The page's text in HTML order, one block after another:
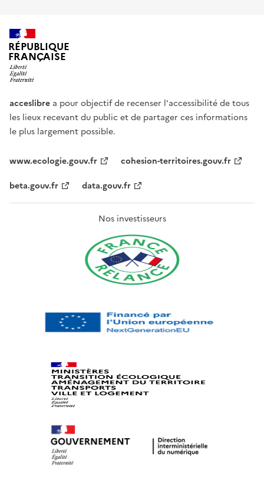
RÉPUBLIQUE
FRANÇAISE
acceslibre a pour objectif de recenser l'accessibilité de tous
les lieux recevant du public et de partager ces informations
le plus largement possible.
www.ecologie.gouv.fr
cohesion-territoires.gouv.fr
beta.gouv.fr
data.gouv.fr
Nos investisseurs